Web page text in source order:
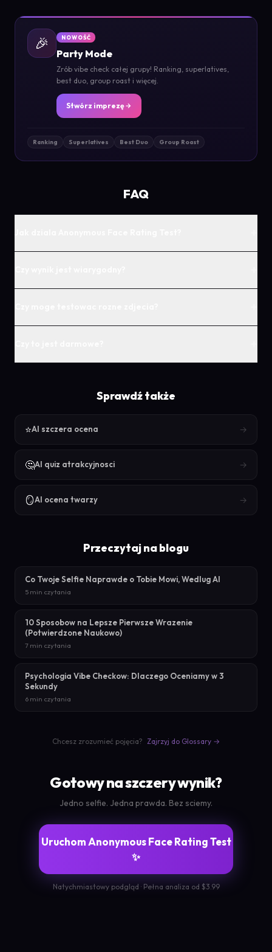
🎉 NOWOŚĆ
Party Mode
Zrób vibe check całej grupy! Ranking, superlatives,
best duo, group roast i więcej.
Stwórz imprezę
Ranking Superlatives Best Duo Group Roast
FAQ
Sprawdź także
⭐AI szczera ocena →
🤔AI quiz atrakcyjnosci →
🪞AI ocena twarzy →
Przeczytaj na blogu
Co Twoje Selfie Naprawde o Tobie Mowi, Wedlug AI
5 min czytania
10 Sposobow na Lepsze Pierwsze Wrazenie
(Potwierdzone Naukowo)
7 min czytania
Psychologia Vibe Checkow: Dlaczego Oceniamy w 3
Sekundy
6 min czytania
Chcesz zrozumieć pojęcia? Zajrzyj do Glossary →
Gotowy na szczery wynik?
Jedno selfie. Jedna prawda. Bez sciemy.
Uruchom Anonymous Face Rating Test
✨
Natychmiastowy podgląd · Pełna analiza od $3.99